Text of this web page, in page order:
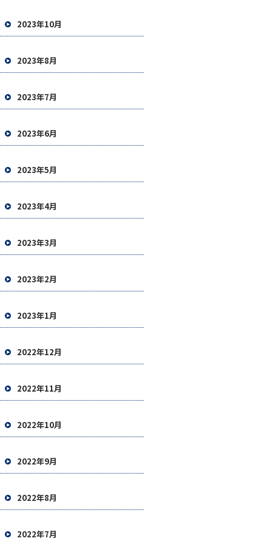
2023年10月
2023年8月
2023年7月
2023年6月
2023年5月
2023年4月
2023年3月
2023年2月
2023年1月
2022年12月
2022年11月
2022年10月
2022年9月
2022年8月
2022年7月